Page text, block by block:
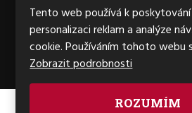
Generální
Tento web používá k poskytování
personalizaci reklam a analýze
cookie. Používáním tohoto webu
Zobrazit podrobnosti
ROZUMÍM